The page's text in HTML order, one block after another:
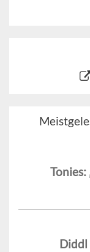
Tonies: